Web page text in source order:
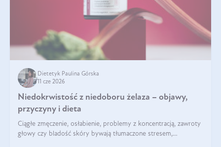
Dietetyk Paulina Górska
11 cze 2026
Niedokrwistość z niedoboru żelaza – objawy,
przyczyny i dieta
Ciągłe zmęczenie, osłabienie, problemy z koncentracją, zawroty
głowy czy bladość skóry bywają tłumaczone stresem,